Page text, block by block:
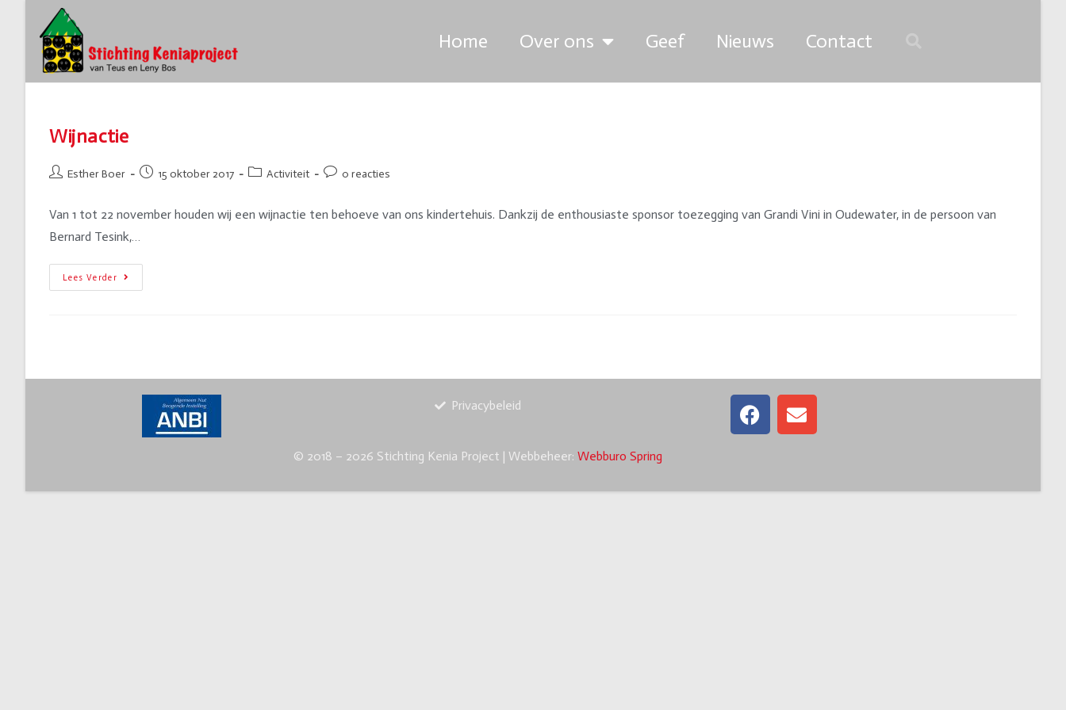
Home Over ons Geef Nieuws Contact
Wijnactie
Esther Boer 15 oktober 2017 Activiteit 0 reacties
Van 1 tot 22 november houden wij een wijnactie ten behoeve van ons kindertehuis. Dankzij de enthousiaste sponsor toezegging van Grandi Vini in Oudewater, in de persoon van
Bernard Tesink,…
Lees Verder
Privacybeleid
© 2018 – 2026 Stichting Kenia Project | Webbeheer: Webburo Spring